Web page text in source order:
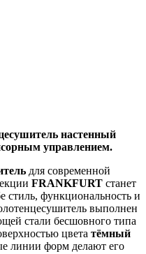
настенный
управлением.
для современной
FRANKFURT станет
стиль, функциональность и
выполнен
стали бесшовного типа
цвета тёмный
линии форм делают его